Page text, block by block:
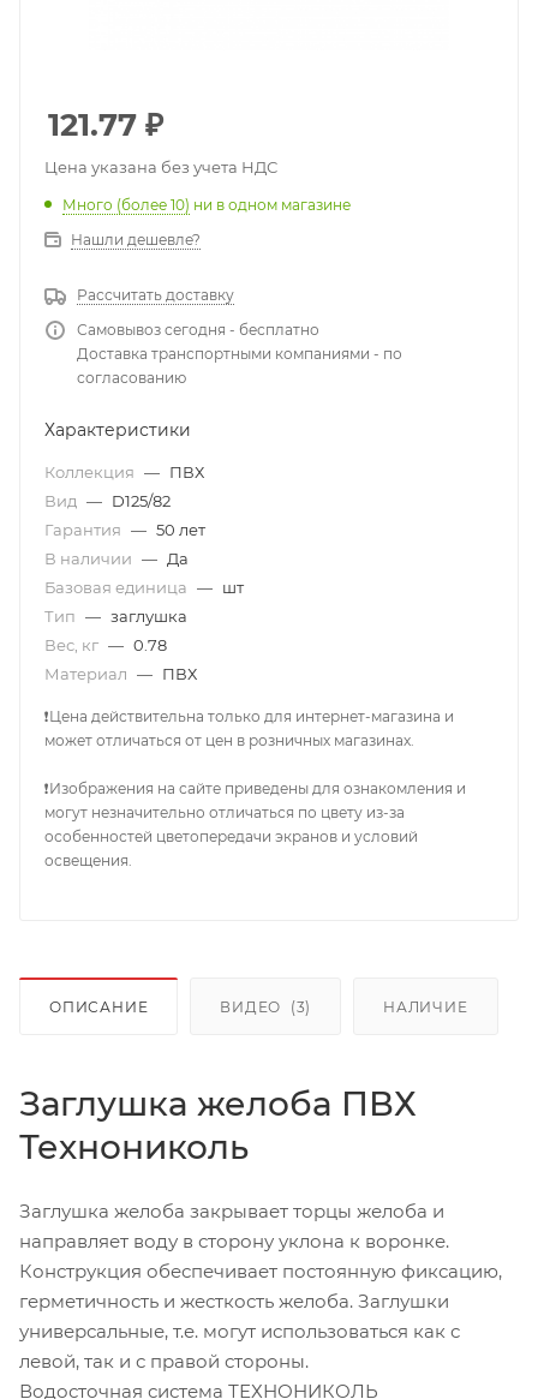
121.77 ₽
Цена указана без учета НДС
Много (более 10) ни в одном магазине
Нашли дешевле?
Рассчитать доставку
Самовывоз сегодня - бесплатно
Доставка транспортными компаниями - по
согласованию
Характеристики
Коллекция — ПВХ
Вид — D125/82
Гарантия — 50 лет
В наличии — Да
Базовая единица — шт
Тип — заглушка
Вес, кг — 0.78
Материал — ПВХ
❗Цена действительна только для интернет-магазина и
может отличаться от цен в розничных магазинах.
❗Изображения на сайте приведены для ознакомления и
могут незначительно отличаться по цвету из-за
особенностей цветопередачи экранов и условий
освещения.
ОПИСАНИЕ ВИДЕО (3) НАЛИЧИЕ
Заглушка желоба ПВХ
Технониколь
Заглушка желоба закрывает торцы желоба и
направляет воду в сторону уклона к воронке.
Конструкция обеспечивает постоянную фиксацию,
герметичность и жесткость желоба. Заглушки
универсальные, т.е. могут использоваться как с
левой, так и с правой стороны.
Водосточная система ТЕХНОНИКОЛЬ